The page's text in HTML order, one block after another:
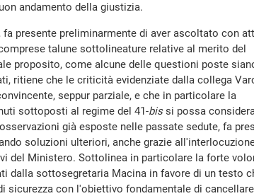
andamento della giustizia.
fa presente preliminarmente di aver ascoltato con
talune sottolineature relative al merito del
proposito, come alcune delle questioni poste
ritiene che le criticità evidenziate dalla collega
seppur parziale, e che in particolare la
sottoposti al regime del 41-bissi possa
già esposte nelle passate sedute, fa
soluzioni ulteriori, anche grazie
del Ministero. Sottolinea in particolare la forte
dalla sottosegretaria Macina in favore di un testo
sicurezza con l'obiettivo fondamentale di